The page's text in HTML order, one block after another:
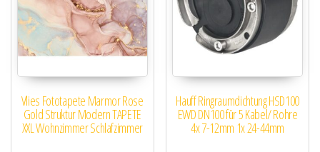
Vlies Fototapete Marmor Rose
Gold Struktur Modern TAPETE
XXL Wohnzimmer Schlafzimmer
Hauff Ringraumdichtung HSD100
EWD DN100 für 5 Kabel/ Rohre
4x 7-12mm 1x 24-44mm